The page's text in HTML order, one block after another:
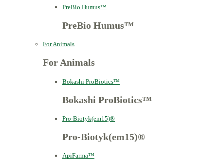
PreBio Humus™
PreBio Humus™
For Animals
For Animals
Bokashi ProBiotics™
Bokashi ProBiotics™
Pro-Biotyk(em15)®
Pro-Biotyk(em15)®
ApiFarma™